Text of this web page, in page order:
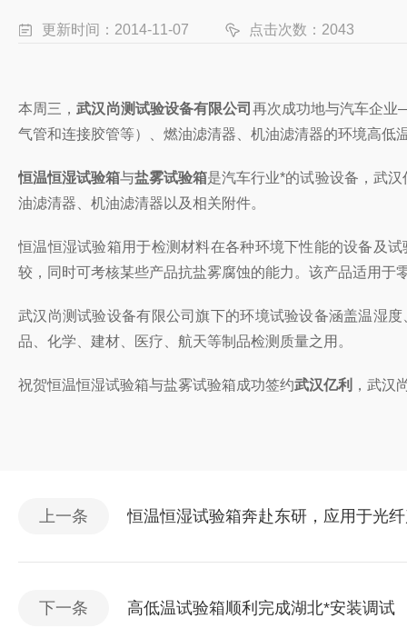
更新时间：2014-11-07 点击次数：2043
本周三，武汉尚测试验设备有限公司 再次成功地与汽车企
气管和连接胶管等）、燃油滤清器、机油滤清器的环境高低
恒温恒湿试验箱与盐雾试验箱是汽车行业*的试验设备，武
油滤清器、机油滤清器以及相关附件。
恒温恒湿试验箱用于检测材料在各种环境下性能的设备及
较，同时可考核某些产品抗盐雾腐蚀的能力。该产品适用
武汉尚测试验设备有限公司旗下的环境试验设备涵盖温湿
品、化学、建材、医疗、航天等制品检测质量之用。
祝贺恒温恒湿试验箱与盐雾试验箱成功签约武汉亿利 ，武汉
上一条 恒温恒湿试验箱奔赴东研，应用于光
下一条 高低温试验箱顺利完成湖北*安装调试